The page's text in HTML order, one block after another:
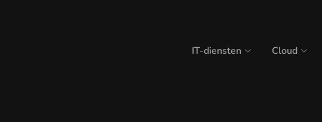
IT-diensten Cloud